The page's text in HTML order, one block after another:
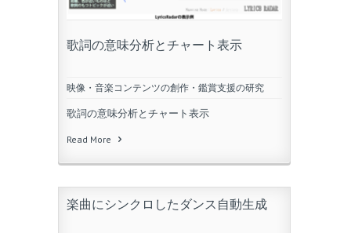
歌詞の意味分析とチャート表示
映像・音楽コンテンツの創作・鑑賞支援の研究
歌詞の意味分析とチャート表示
Read More
楽曲にシンクロしたダンス自動生成